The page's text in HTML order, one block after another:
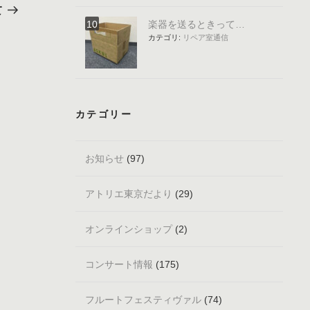
楽器を送るときって…
カテゴリ: リペア室通信
カテゴリー
お知らせ (97)
アトリエ東京だより (29)
オンラインショップ(2)
コンサート情報 (175)
フルートフェスティヴァル(74)